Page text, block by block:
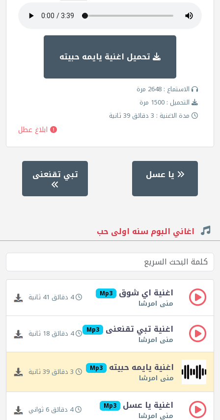
تحميل اغنية يايمه حبيته
الاستماع : 2648 مرة
التحميل : 1500 مرة
مدة الاغنية : 3 دقائق 39 ثانية
ابلاغ عطل
يا عسل تبي تقنعنى
اغاني البوم سنه اولى حب
اغنية اي شوق Mp3
منى امرشا 4 دقائق 41 ثانية
اغنية تبي تقنعنى Mp3
منى امرشا 4 دقائق 18 ثانية
اغنية يايمه حبيته Mp3
منى امرشا 3 دقائق 39 ثانية
اغنية يا عسل Mp3
منى امرشا 4 دقائق 6 ثواني